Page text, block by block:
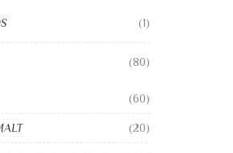
(1)
(80)
(60)
(20)